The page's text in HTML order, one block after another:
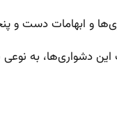
و ابهامات دست و
دشواری‌ها، به